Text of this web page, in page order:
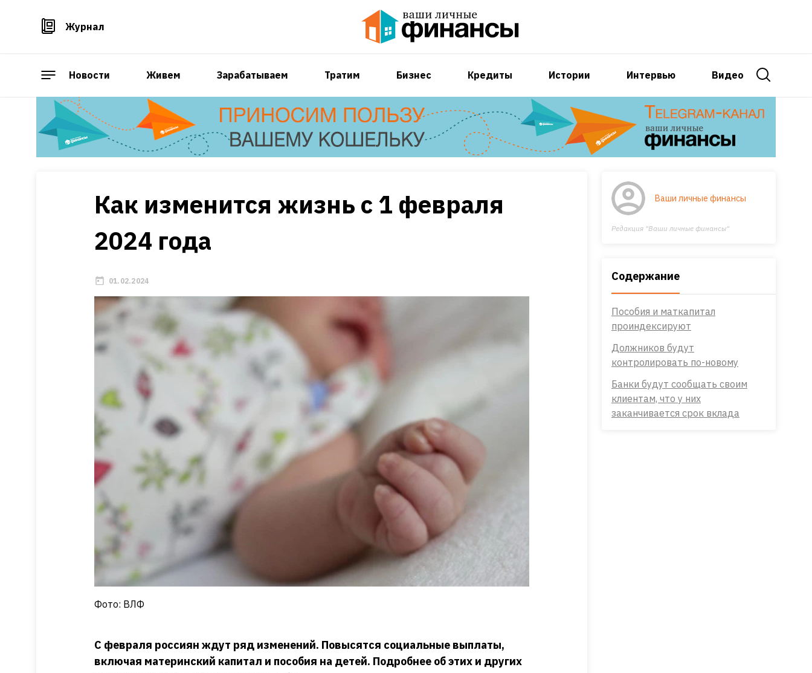
Журнал
Новости Живем Зарабатываем Тратим Бизнес Кредиты Истории Интервью Видео
Как изменится жизнь с 1 февраля
2024 года
01.02.2024
Фото: ВЛФ
Ваши личные финансы
Редакция "Ваши личные финансы"
Содержание
Пособия и маткапитал
проиндексируют
Должников будут
контролировать по-новому
Банки будут сообщать своим
клиентам, что у них
заканчивается срок вклада
С февраля россиян ждут ряд изменений. Повысятся социальные выплаты,
включая материнский капитал и пособия на детей. Подробнее об этих и других